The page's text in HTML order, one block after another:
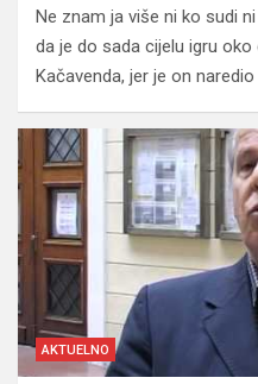
Ne znam ja više ni ko sudi
da je do sada cijelu igru
Kačavenda, jer je on
AKTUELNO